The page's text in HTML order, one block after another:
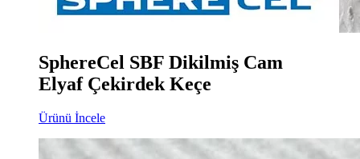
SphereCel SBF Dikilmiş Cam
Elyaf Çekirdek Keçe
Ürünü İncele